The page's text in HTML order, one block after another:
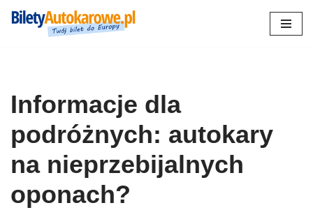
Informacje dla
podróżnych: autokary
na nieprzebijalnych
oponach?